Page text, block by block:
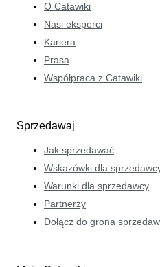
O Catawiki
Nasi eksperci
Kariera
Prasa
Współpraca z Catawiki
Sprzedawaj
Jak sprzedawać
Wskazówki dla
Warunki dla sprzedawcy
Partnerzy
Dołącz do grona